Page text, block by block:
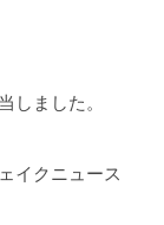
しました。
イクニュース